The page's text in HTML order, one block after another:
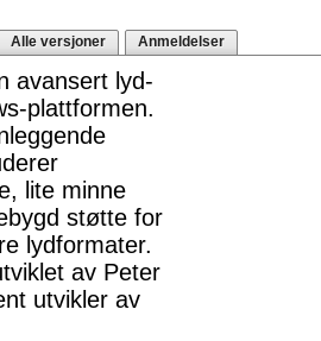
Alle versjoner Anmeldelser
avansert lyd-
plattformen.
lite minne
støtte for
lydformater.
av Peter
utvikler av